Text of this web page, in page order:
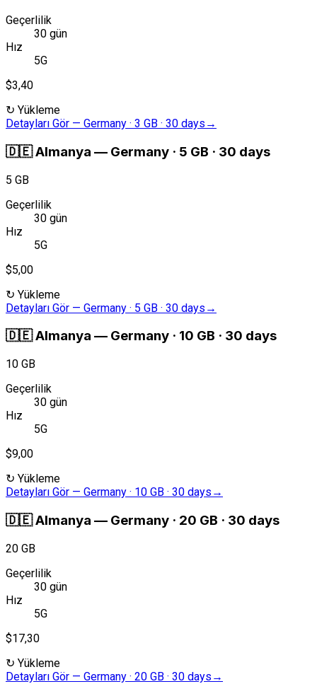
Geçerlilik
30 gün
Hız
5G
$3,40
↻ Yükleme
Detayları Gör — Germany · 3 GB · 30 days →
🇩🇪Almanya — Germany · 5 GB · 30 days
5 GB
Geçerlilik
30 gün
Hız
5G
$5,00
↻ Yükleme
Detayları Gör — Germany · 5 GB · 30 days →
🇩🇪Almanya — Germany · 10 GB · 30 days
10 GB
Geçerlilik
30 gün
Hız
5G
$9,00
↻ Yükleme
Detayları Gör — Germany · 10 GB · 30 days →
🇩🇪Almanya — Germany · 20 GB · 30 days
20 GB
Geçerlilik
30 gün
Hız
5G
$17,30
↻ Yükleme
Detayları Gör — Germany · 20 GB · 30 days →